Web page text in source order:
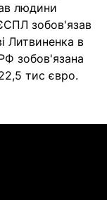
людини
зобов'язав
Литвиненка в
зобов'язана
тис євро.